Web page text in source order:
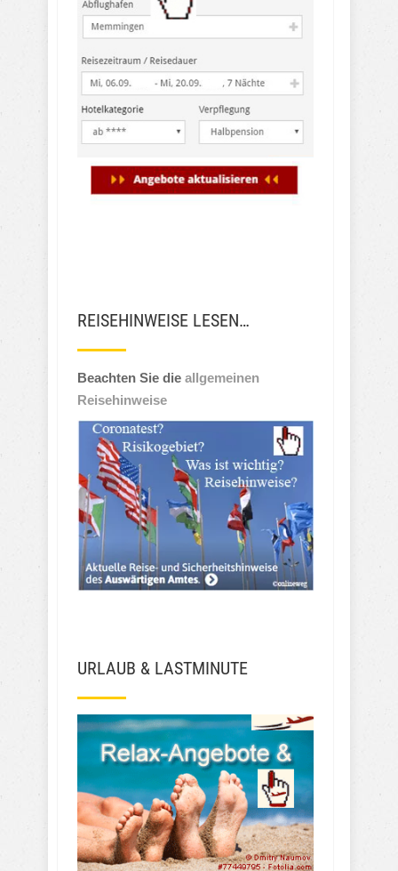
REISEHINWEISE LESEN…
Beachten Sie die allgemeinen
Reisehinweise
URLAUB & LASTMINUTE